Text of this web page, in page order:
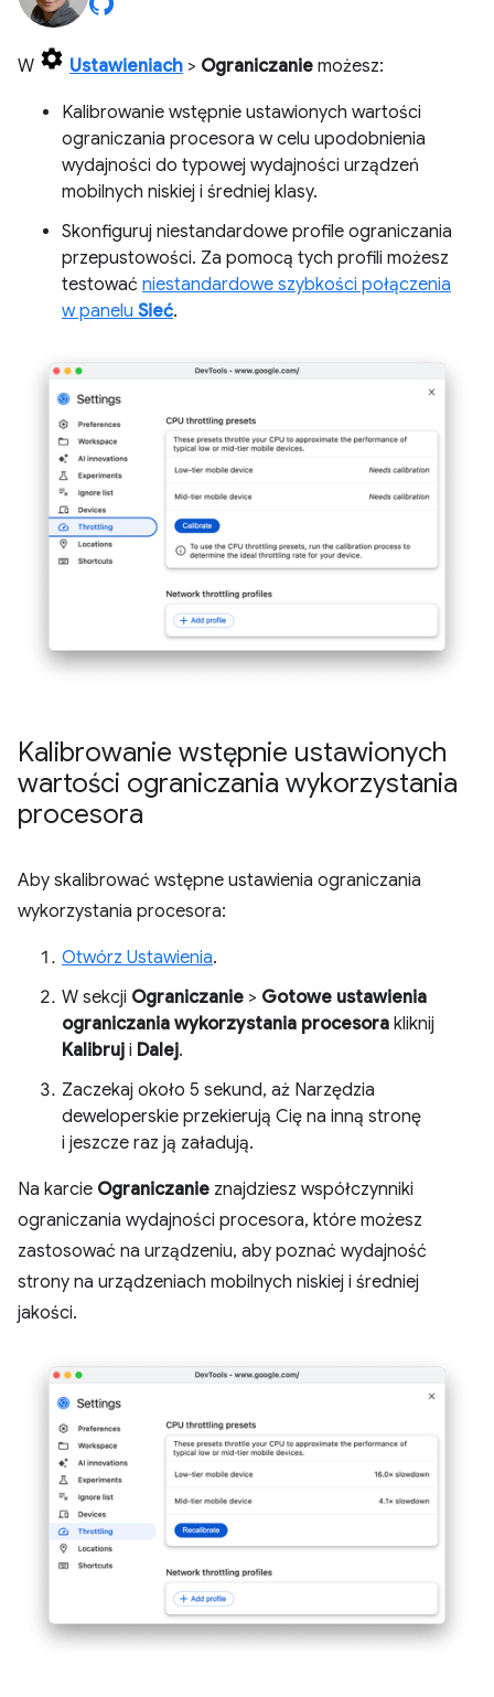
W Ustawieniach > Ograniczanie możesz:
Kalibrowanie wstępnie ustawionych wartości
ograniczania procesora w celu upodobnienia
wydajności do typowej wydajności urządzeń
mobilnych niskiej i średniej klasy.
Skonfiguruj niestandardowe profile ograniczania
przepustowości. Za pomocą tych profili możesz
testować niestandardowe szybkości połączenia
w panelu Sieć.
Kalibrowanie wstępnie ustawionych
wartości ograniczania wykorzystania
procesora
Aby skalibrować wstępne ustawienia ograniczania
wykorzystania procesora:
Otwórz Ustawienia.
W sekcji Ograniczanie > Gotowe ustawienia
ograniczania wykorzystania procesora kliknij
Kalibruj i Dalej.
Zaczekaj około 5 sekund, aż Narzędzia
deweloperskie przekierują Cię na inną stronę
i jeszcze raz ją załadują.
Na karcie Ograniczanie znajdziesz współczynniki
ograniczania wydajności procesora, które możesz
zastosować na urządzeniu, aby poznać wydajność
strony na urządzeniach mobilnych niskiej i średniej
jakości.